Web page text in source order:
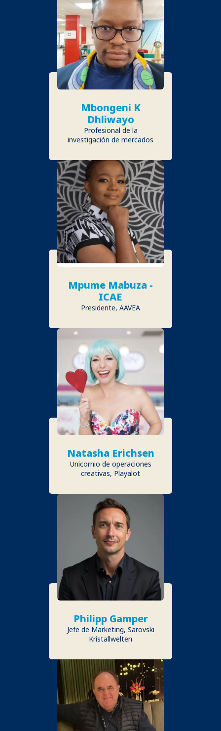
Mbongeni K
Dhliwayo
Profesional de la
investigación de mercados
Mpume Mabuza -
ICAE
Presidente, AAVEA
Natasha Erichsen
Unicornio de operaciones
creativas, Playalot
Philipp Gamper
Jefe de Marketing, Sarovski
Kristallwelten